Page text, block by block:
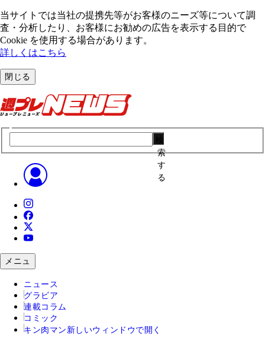
当サイトでは当社の提携先等がお客様のニーズ等について調
査・分析したり、お客様にお勧めの広告を表⽰する⽬的で
Cookie を使⽤する場合があります。
詳しくはこちら
閉じる
索
す
る
メニュ
ニュース
グラビア
連載コラム
コミック
キン肉マン 新しいウィンドウで開く